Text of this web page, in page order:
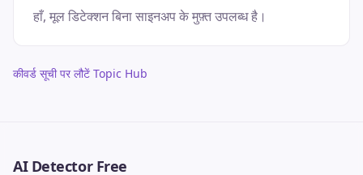
हाँ, मूल डिटेक्शन बिना साइनअप के मुफ़्त उपलब्ध है।
कीवर्ड सूची पर लौटें Topic Hub
AI Detector Free